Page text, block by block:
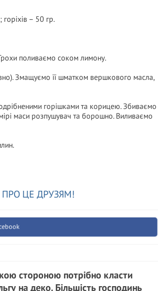
– 50 гр.
поливаємо соком лимону.
Змащуємо її шматком вершкового масла,
горішками та корицею. Збиваємо
маси розпушувач та борошно. Виливаємо
ПРО ЦЕ ДРУЗЯМ!